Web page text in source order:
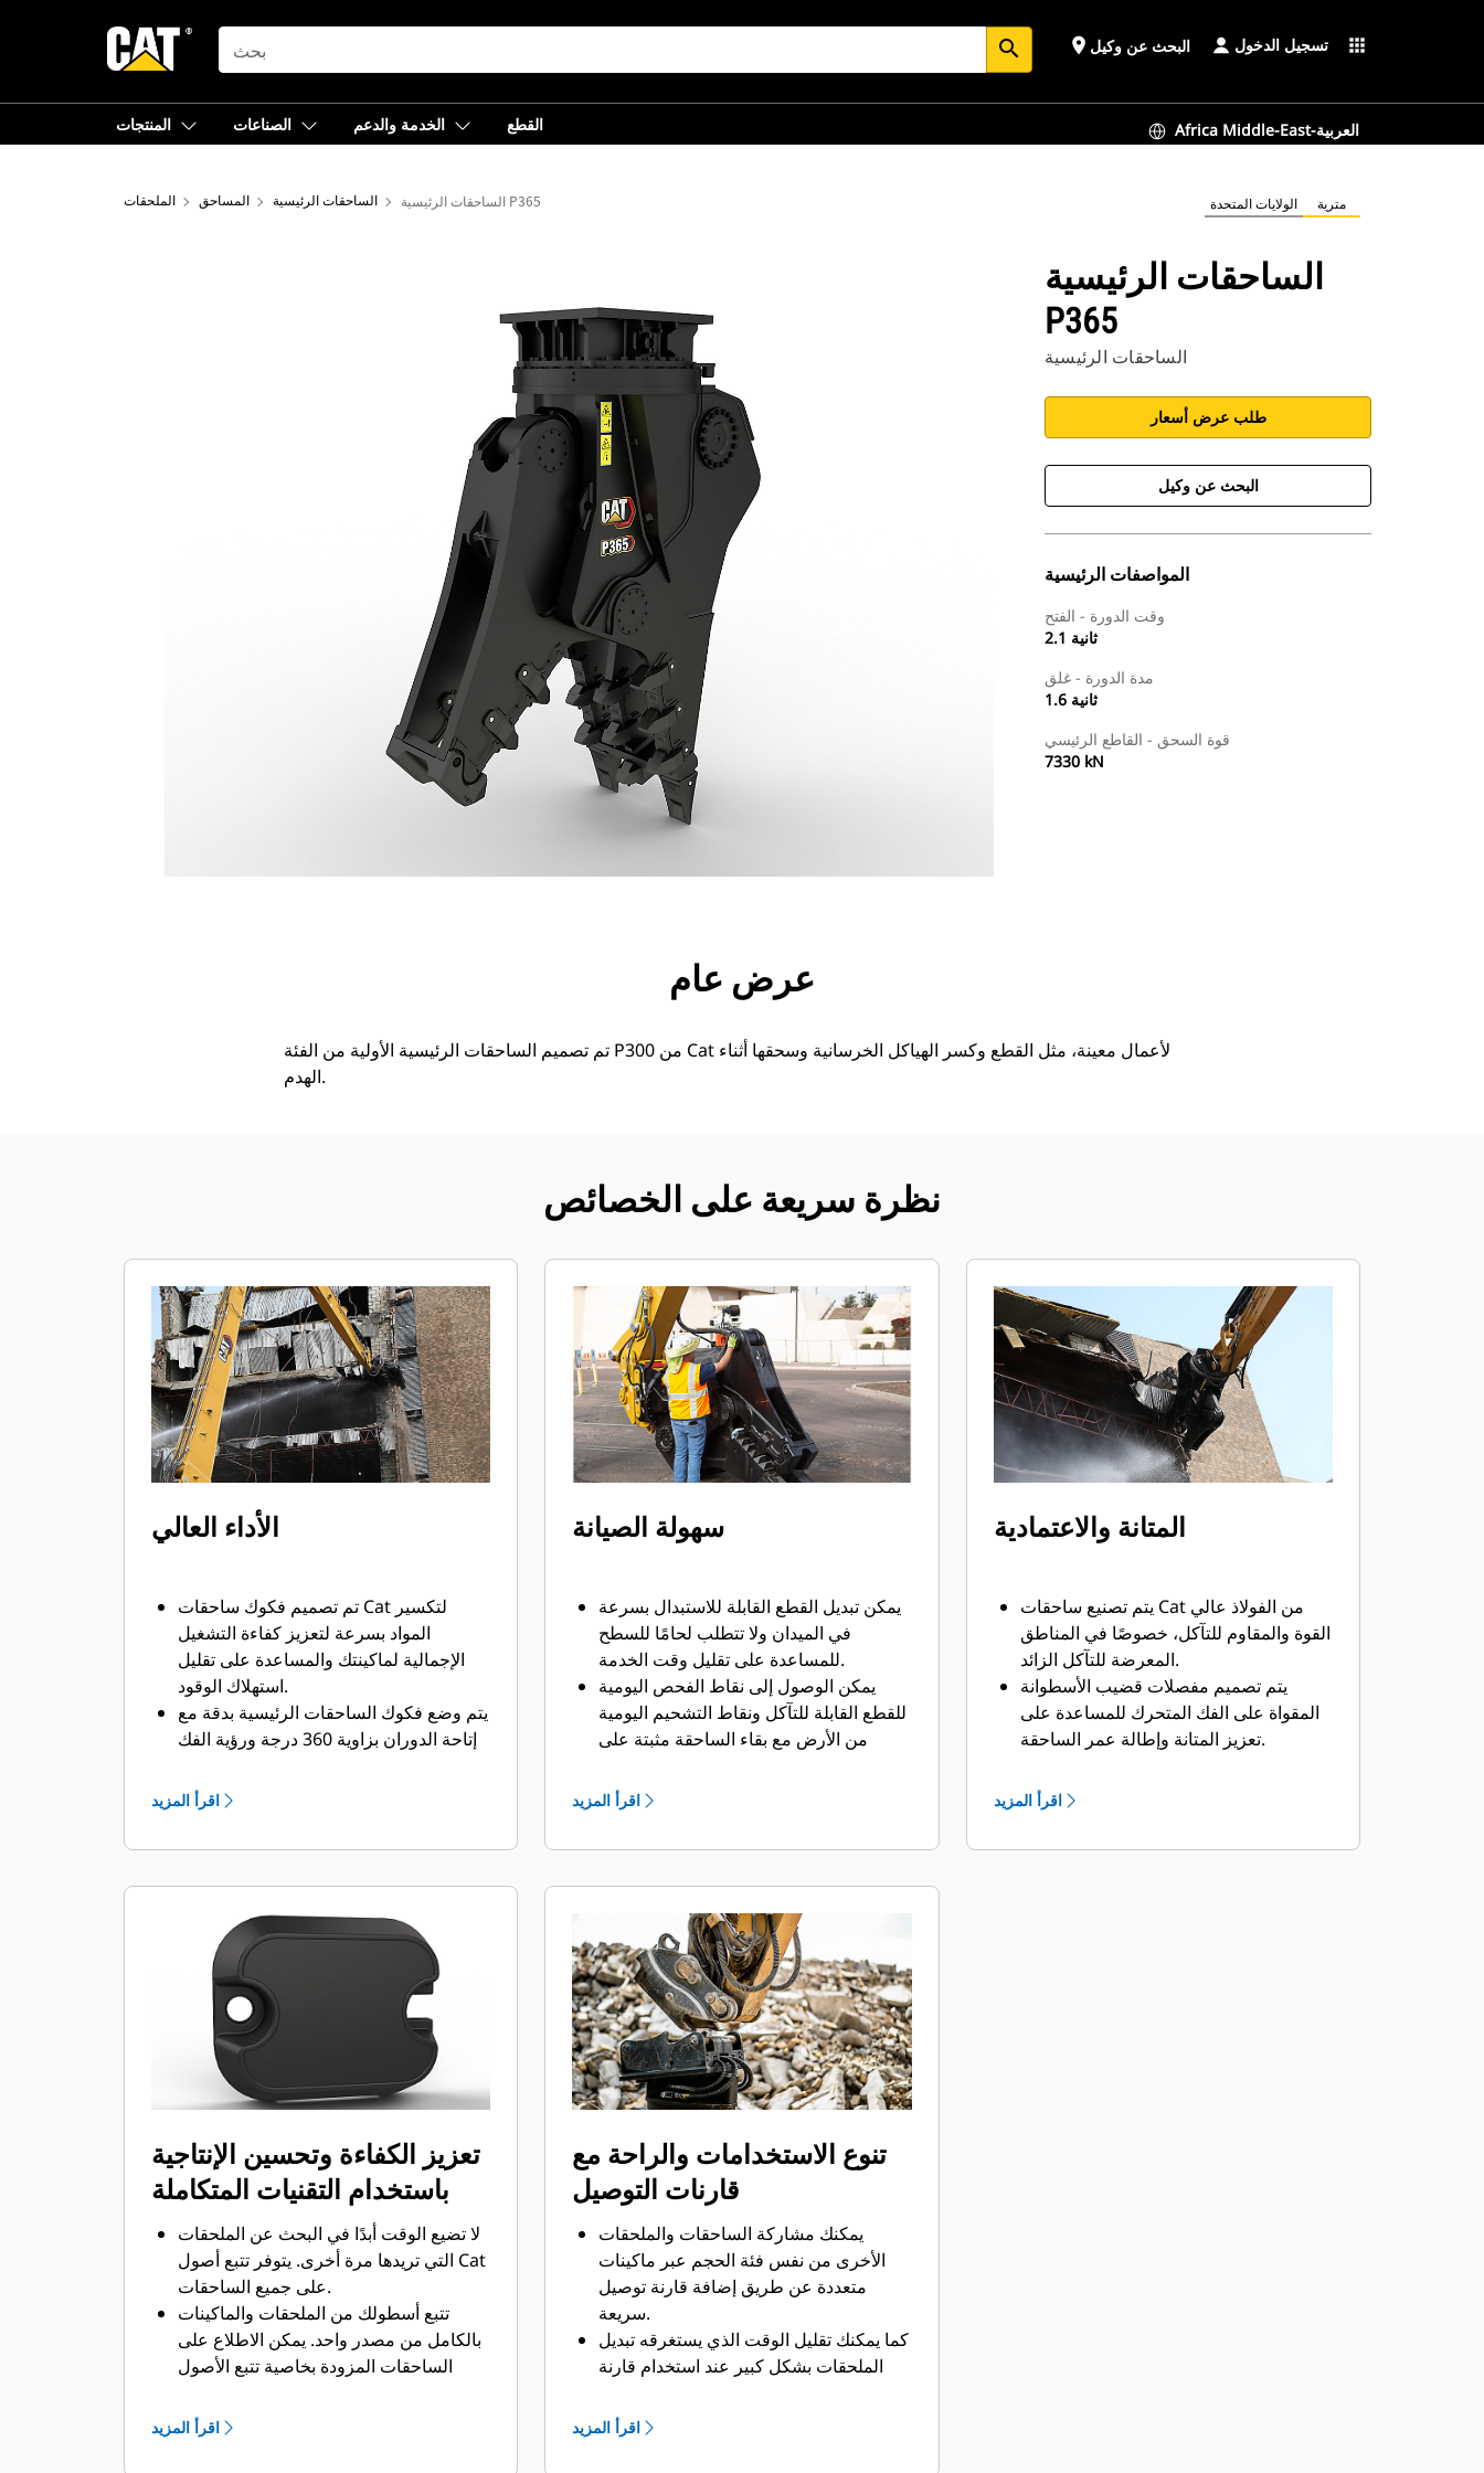
SEARCH search place البحث عن وكيل تسجيل الدخول apps
المنتجات الصناعات الخدمة والدعم القطع Africa Middle-East-العربية
الملحقات المساحق الساحقات الرئيسية الساحقات الرئيسية P365 الولايات المتحدة مترية
الساحقات الرئيسية
P365
الساحقات الرئيسية
طلب عرض أسعار
البحث عن وكيل
المواصفات الرئيسية
وقت الدورة - الفتح
2.1 ثانية
مدة الدورة - غلق
1.6 ثانية
قوة السحق - القاطع الرئيسي
7330 kN
الأدوات
عرض عام
تم تصميم الساحقات الرئيسية الأولية من الفئة P300 من Cat لأعمال معينة، مثل القطع وكسر الهياكل الخرسانية وسحقها أثناء
الهدم.
نظرة سريعة على الخصائص
الأداء العالي
تم تصميم فكوك ساحقات Cat لتكسير
المواد بسرعة لتعزيز كفاءة التشغيل
الإجمالية لماكينتك والمساعدة على تقليل
استهلاك الوقود.
يتم وضع فكوك الساحقات الرئيسية بدقة مع
إتاحة الدوران بزاوية 360 درجة ورؤية الفك
يقوم صمام معزز السرعة بموازنة السرعة
والقوة بشكل فعال، مما يحقق مد دورات
سريعة وقوة إغلاق قوية للمساعدة على
اقرأ المزيد
سهولة الصيانة
يمكن تبديل القطع القابلة للاستبدال بسرعة
في الميدان ولا تتطلب لحامًا للسطح
للمساعدة على تقليل وقت الخدمة.
يمكن الوصول إلى نقاط الفحص اليومية
للقطع القابلة للتآكل ونقاط التشحيم اليومية
من الأرض مع بقاء الساحقة مثبتة على
يمكن تنفيذ أعمال الصيانة بأمان مع سهولة
تتم حماية المكونات الهيدروليكية من التلف
اقرأ المزيد
المتانة والاعتمادية
يتم تصنيع ساحقات Cat من الفولاذ عالي
القوة والمقاوم للتآكل، خصوصًا في المناطق
المعرضة للتآكل الزائد.
يتم تصميم مفصلات قضيب الأسطوانة
المقواة على الفك المتحرك للمساعدة على
تعزيز المتانة وإطالة عمر الساحقة.
تتميز ساحقات Cat بتعدد الاستخدامات في
أعمال الهدم، مما يجعلها اختيارك الأفضل
اقرأ المزيد
تعزيز الكفاءة وتحسين الإنتاجية
باستخدام التقنيات المتكاملة
لا تضيع الوقت أبدًا في البحث عن الملحقات
التي تريدها مرة أخرى. يتوفر تتبع أصول Cat
على جميع الساحقات.
تتبع أسطولك من الملحقات والماكينات
بالكامل من مصدر واحد. يمكن الاطلاع على
الساحقات المزودة بخاصية تتبع الأصول
حافظ على أمان أصولك. ترسل الملحقات
المزودة بخاصية تتبع للأصول تنبيهًا إذا
اقرأ المزيد
تنوع الاستخدامات والراحة مع
قارنات التوصيل
يمكنك مشاركة الساحقات والملحقات
الأخرى من نفس فئة الحجم عبر ماكينات
متعددة عن طريق إضافة قارنة توصيل
سريعة.
كما يمكنك تقليل الوقت الذي يستغرقه تبديل
الملحقات بشكل كبير عند استخدام قارنة
وتضيف قارنات التوصيل السريعة مستوى
جديدًا من الأمان إلى موقع عملك مع القدرة
اقرأ المزيد